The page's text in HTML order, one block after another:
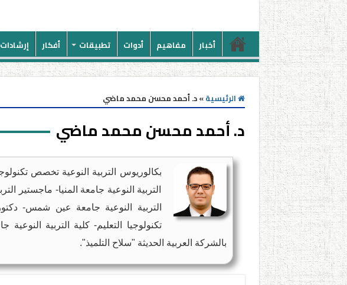
أخبار مفاهيم أدوات تطبيقات أفكار إرشادات
الرئيسية»د. أحمد محسن محمد ماضي
د. أحمد محسن محمد ماضي
بكالوريوس التربية النوعية تخصص
التربية النوعية جامعة المنيا- ماجستير
التربية النوعية جامعة عين شمس-
تكنولوجيا التعليم- كلية التربية
بالشركة العربية الحديثة "سلاح التلميذ".